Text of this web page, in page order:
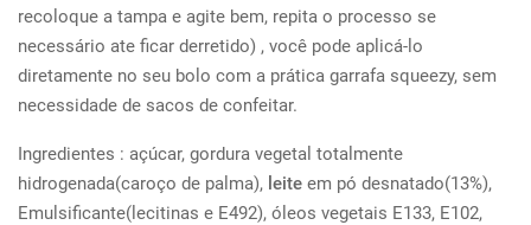
recoloque a tampa e agite bem, repita o processo se
necessário ate ficar derretido) , você pode aplicá-lo
diretamente no seu bolo com a prática garrafa squeezy, sem
necessidade de sacos de confeitar.
Ingredientes : açúcar, gordura vegetal totalmente
hidrogenada(caroço de palma), leite em pó desnatado(13%),
Emulsificante(lecitinas e E492), óleos vegetais E133, E102,